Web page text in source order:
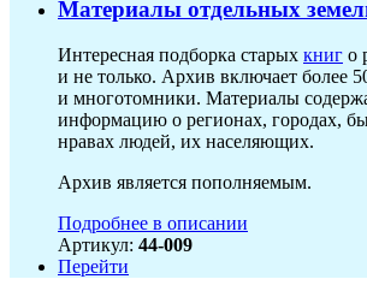
Материалы отдельных
Интересная подборка старых книг о
и не только. Архив включает более
и многотомники. Материалы
информацию о регионах, городах,
нравах людей, их населяющих.
Архив является пополняемым.
Подробнее в описании
Артикул: 44-009
Перейти